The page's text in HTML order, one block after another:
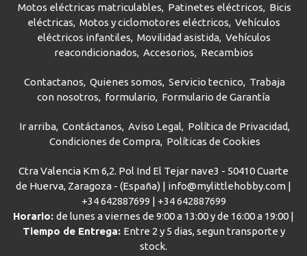
Motos eléctricas matriculables Patinetes eléctricos
Bicis
eléctricas Motos y ciclomotores eléctricos Vehículos
eléctricos infantiles Movilidad asistida Vehículos
reacondicionados Accesorios Recambios
Contactanos Quienes somos Servicio tecnico
Trabaja
con nosotros
formulario Formulario de Garantía
Ir arriba Contáctanos Aviso Legal
Política de Privacidad
Condiciones de Compra
Políticas de Cookies
Ctra Valencia Km 6,2. Pol Ind El Tejar nave3 - 50410 Cuarte
de Huerva, Zaragoza - (España) | info@mylittlehobby.com |
+34 642887699 | +34 642887699
Horario: de lunes a viernes de 9:00 a 13:00 y de 16:00 a 19:00 |
Tiempo de Entrega: Entre 2 y 5 dias, segun transporte y
stock.